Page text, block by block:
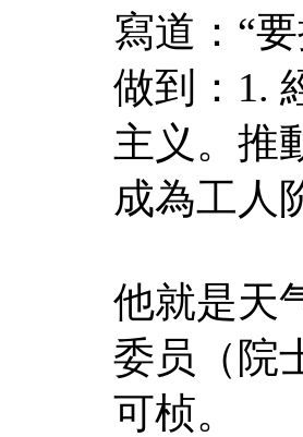
寫道：“
做到：1.
主义。推
成為工人
他就是天
委员（院
可桢。